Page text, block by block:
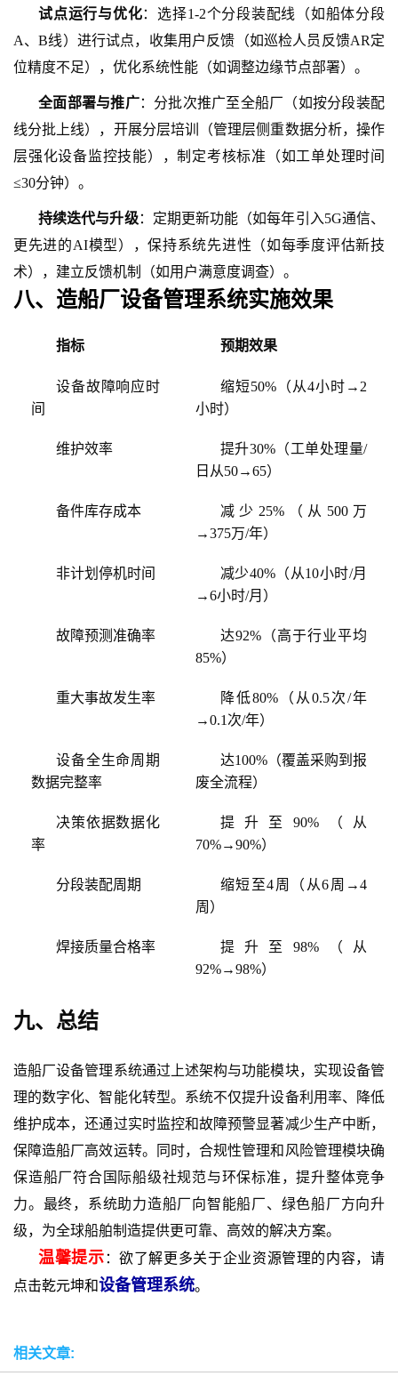
试点运行与优化：选择1-2个分段装配线（如船体分段
A、B线）进行试点，收集用户反馈（如巡检人员反馈AR定
位精度不足），优化系统性能（如调整边缘节点部署）。
全面部署与推广：分批次推广至全船厂（如按分段装配
线分批上线），开展分层培训（管理层侧重数据分析，操作
层强化设备监控技能），制定考核标准（如工单处理时间
≤30分钟）。
持续迭代与升级：定期更新功能（如每年引入5G通信、
更先进的AI模型），保持系统先进性（如每季度评估新技
术），建立反馈机制（如用户满意度调查）。
八、造船厂设备管理系统实施效果
指标 预期效果
设备故障响应时
间
缩短50%（从4小时→2
小时）
维护效率 提升30%（工单处理量/
日从50→65）
备件库存成本 减少 25%（从500万
→375万/年）
非计划停机时间 减少40%（从10小时/月
→6小时/月）
故障预测准确率 达92%（高于行业平均
85%）
重大事故发生率 降低80%（从0.5次/年
→0.1次/年）
设备全生命周期
数据完整率
达100%（覆盖采购到报
废全流程）
决策依据数据化
率
提升至 90%（从
70%→90%）
分段装配周期 缩短至4周（从6周→4
周）
焊接质量合格率 提升至 98%（从
92%→98%）
九、总结
造船厂设备管理系统通过上述架构与功能模块，实现设备管
理的数字化、智能化转型。系统不仅提升设备利用率、降低
维护成本，还通过实时监控和故障预警显著减少生产中断，
保障造船厂高效运转。同时，合规性管理和风险管理模块确
保造船厂符合国际船级社规范与环保标准，提升整体竞争
力。最终，系统助力造船厂向智能船厂、绿色船厂方向升
级，为全球船舶制造提供更可靠、高效的解决方案。
温馨提示 ：欲了解更多关于企业资源管理的内容，请
点击乾元坤和设备管理系统。
相关文章: